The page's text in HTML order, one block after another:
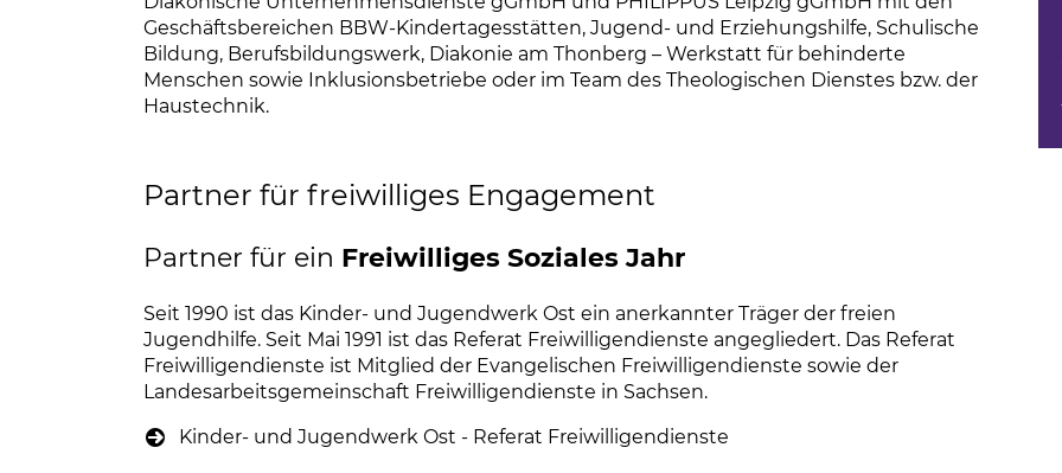
Geschäftsbereichen BBW-Kindertagesstätten, Jugend- und Erziehungshilfe, Schulische
Bildung, Berufsbildungswerk, Diakonie am Thonberg – Werkstatt für behinderte
Menschen sowie Inklusionsbetriebe oder im Team des Theologischen Dienstes bzw. der
Haustechnik.
Partner für freiwilliges Engagement
Partner für ein Freiwilliges Soziales Jahr
Seit 1990 ist das Kinder- und Jugendwerk Ost ein anerkannter Träger der freien
Jugendhilfe. Seit Mai 1991 ist das Referat Freiwilligendienste angegliedert. Das Referat
Freiwilligendienste ist Mitglied der Evangelischen Freiwilligendienste sowie der
Landesarbeitsgemeinschaft Freiwilligendienste in Sachsen.
Kinder- und Jugendwerk Ost - Referat Freiwilligendienste